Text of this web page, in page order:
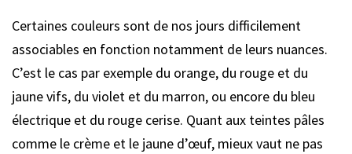
Certaines couleurs sont de nos jours difficilement
associables en fonction notamment de leurs nuances.
C’est le cas par exemple du orange, du rouge et du
jaune vifs, du violet et du marron, ou encore du bleu
électrique et du rouge cerise. Quant aux teintes pâles
comme le crème et le jaune d’œuf, mieux vaut ne pas